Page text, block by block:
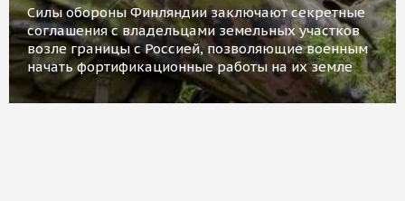
Силы обороны Финляндии заключают секретные
соглашения с владельцами земельных участков
возле границы с Россией, позволяющие военным
начать фортификационные работы на их земле